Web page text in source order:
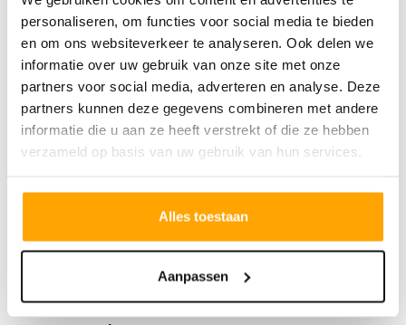
personaliseren, om functies voor social media te bieden
en om ons websiteverkeer te analyseren. Ook delen we
informatie over uw gebruik van onze site met onze
partners voor social media, adverteren en analyse. Deze
partners kunnen deze gegevens combineren met andere
informatie die u aan ze heeft verstrekt of die ze hebben
verzameld op basis van uw gebruik van hun services.
Alles toestaan
Aanpassen
• Loggia van 4m2 met zicht op de singel
• Geen eigen parkeerplaats in
parkeerliftsysteem
Type A5 is gelegen op de 2e, 3e en 4e
verdieping
*Deze informatie, media en plattegronden
echter geen rechten aan worden ontleend.
Meer tekst